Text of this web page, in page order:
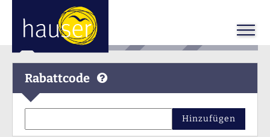
Rabattcode
Hinzufügen